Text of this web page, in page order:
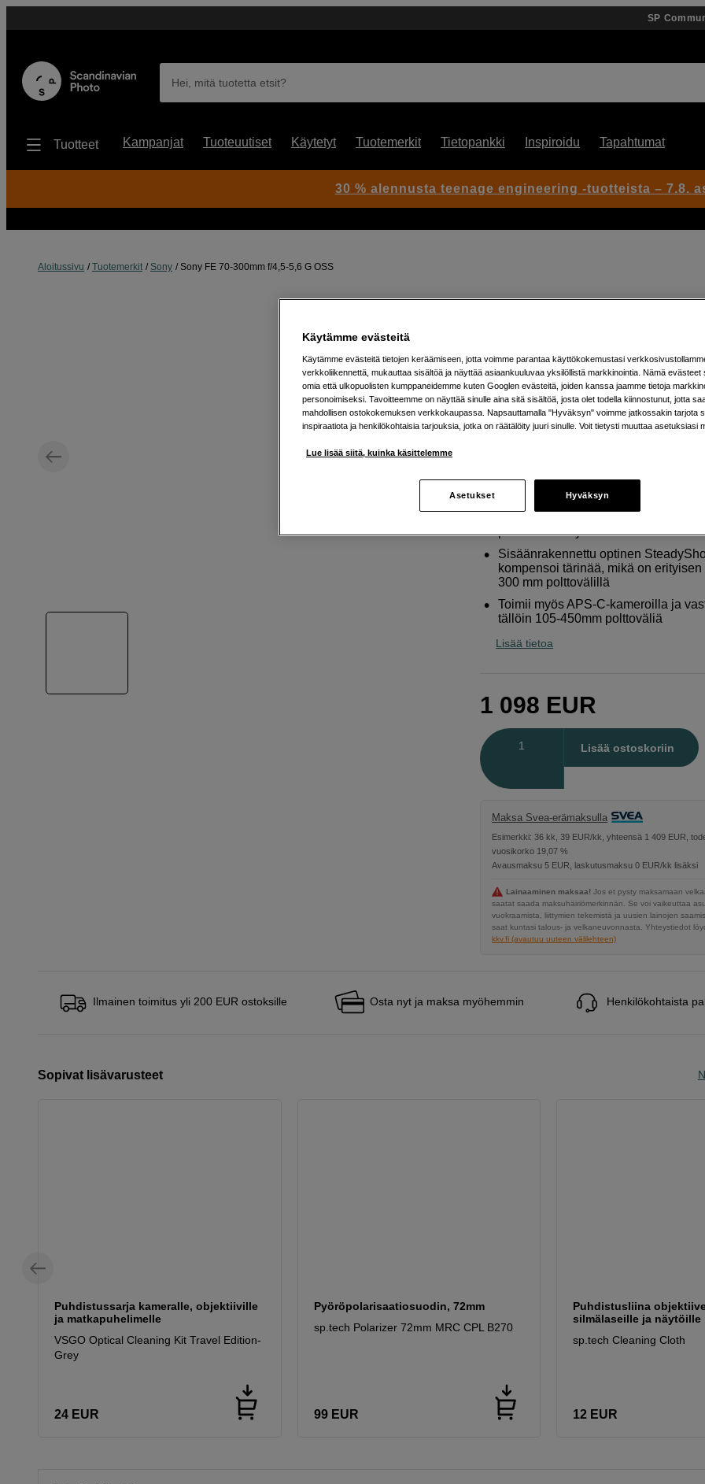
SP
Hei, mitä tuotetta etsit?
Tuotteet Kampanjat Tuoteuutiset Käytetyt Tuotemerkit Tietopankki Inspiroidu Tapahtumat
Aloitussivu Tuotemerkit Sony Sony FE 70-300mm f/4,5-5,6 G OSS
Sony FE 70-300mm f/4,5-5,6 G OSS
kameroille
Verkkokauppa
Arvioitu toimitusaika 23-
peilittömille täyden kennon
Sisäänrakennettu optinen
kompensoi tärinää, mikä on erityisen
300 mm polttovälillä
Toimii myös APS-C-kameroilla ja
tällöin 105-450mm polttoväliä
Lisää tietoa
1 098 EUR
Lisää ostoskoriin
Maksa Svea-erämaksulla
Esimerkki: 36 kk, 39 EUR/kk, yhteensä 1 409 EUR,
vuosikorko 19,07 %
Avausmaksu 5 EUR, laskutusmaksu 0 EUR/kk lisäksi
Lainaaminen maksaa! Jos et pysty maksamaan
saatat saada maksuhäiriömerkinnän. Se voi vaikeuttaa
vuokraamista, liittymien tekemistä ja uusien lainojen
saat kuntasi talous- ja velkaneuvonnasta. Yhteystiedot
kkv.fi (avautuu uuteen välilehteen)
Ilmainen toimitus yli 200 EUR ostoksille Osta nyt ja maksa myöhemmin Henkilökohtaista
Sopivat lisävarusteet
Puhdistussarja kameralle, objektiiville
ja matkapuhelimelle
VSGO Optical Cleaning Kit Travel Edition-
Grey
24 EUR
Pyöröpolarisaatiosuodin, 72mm
sp.tech Polarizer 72mm MRC CPL B270
99 EUR
Puhdistusliina
silmälaseille ja näytöille
sp.tech Cleaning Cloth
12 EUR
30 % alennusta teenage engineering -tuotteista – 7.8.
Käytämme evästeitä
Käytämme evästeitä tietojen keräämiseen, jotta voimme parantaa käyttökokemustasi
verkkoliikennettä, mukauttaa sisältöä ja näyttää asiaankuuluvaa yksilöllistä markkinointia. Nämä evästeet
omia että ulkopuolisten kumppaneidemme kuten Googlen evästeitä, joiden kanssa jaamme tietoja
personoimiseksi. Tavoitteemme on näyttää sinulle aina sitä sisältöä, josta olet todella kiinnostunut, jotta
mahdollisen ostokokemuksen verkkokaupassa. Napsauttamalla "Hyväksyn" voimme jatkossakin tarjota
inspiraatiota ja henkilökohtaisia tarjouksia, jotka on räätälöity juuri sinulle. Voit tietysti muuttaa asetuksiasi
Lue lisää siitä, kuinka käsittelemme
Asetukset Hyväksyn